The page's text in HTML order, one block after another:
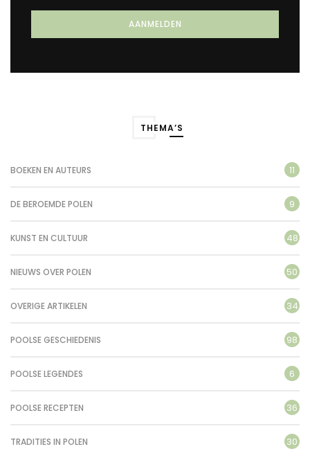
THEMA’S
BOEKEN EN AUTEURS 11
DE BEROEMDE POLEN 9
KUNST EN CULTUUR 48
NIEUWS OVER POLEN 50
OVERIGE ARTIKELEN 34
POOLSE GESCHIEDENIS 98
POOLSE LEGENDES 6
POOLSE RECEPTEN 36
TRADITIES IN POLEN 30